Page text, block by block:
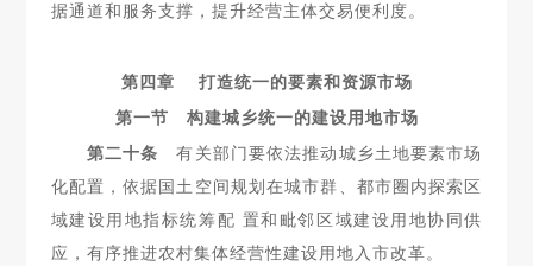
据通道和服务支撑，提升经营主体交易便利度。
第四章 打造统一的要素和资源市场
第一节 构建城乡统一的建设用地市场
第二十条 有关部门要依法推动城乡土地要素市场
化配置，依据国土空间规划在城市群、都市圈内探索区
域建设用地指标统筹配 置和毗邻区域建设用地协同供
应，有序推进农村集体经营性建设用地入市改革。